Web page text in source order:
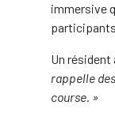
immersive
Un résident
rappelle
course. »